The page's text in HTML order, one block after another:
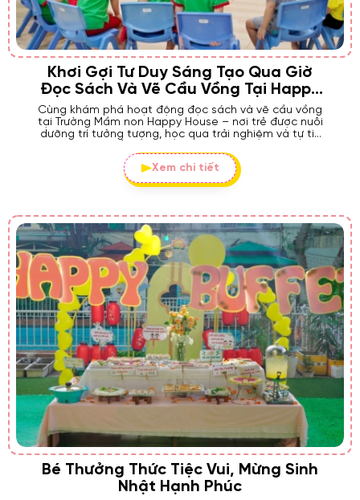
Khơi Gợi Tư Duy Sáng Tạo Qua Giờ
Đọc Sách Và Vẽ Cầu Vồng Tại Happy
House
Cùng khám phá hoạt động đọc sách và vẽ cầu vồng
tại Trường Mầm non Happy House – nơi trẻ được nuôi
dưỡng trí tưởng tượng, học qua trải nghiệm và tự tin
Xem chi tiết
Bé Thưởng Thức Tiệc Vui, Mừng Sinh
Nhật Hạnh Phúc